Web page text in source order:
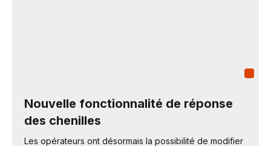
Nouvelle fonctionnalité de réponse
des chenilles
Les opérateurs ont désormais la possibilité de modifier